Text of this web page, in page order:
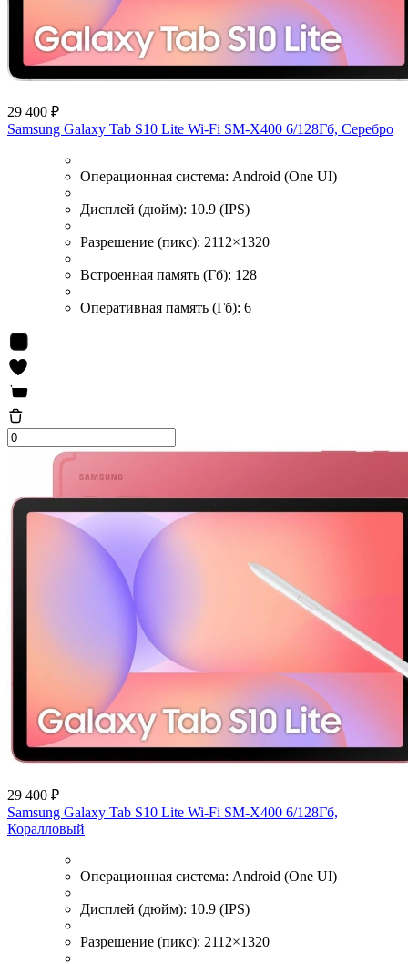
29 400 ₽
Samsung Galaxy Tab S10 Lite Wi-Fi SM-X400 6/128Гб, Серебро
Операционная система: Android (One UI)
Дисплей (дюйм): 10.9 (IPS)
Разрешение (пикс): 2112×1320
Встроенная память (Гб): 128
Оперативная память (Гб): 6
29 400 ₽
Samsung Galaxy Tab S10 Lite Wi-Fi SM-X400 6/128Гб,
Коралловый
Операционная система: Android (One UI)
Дисплей (дюйм): 10.9 (IPS)
Разрешение (пикс): 2112×1320